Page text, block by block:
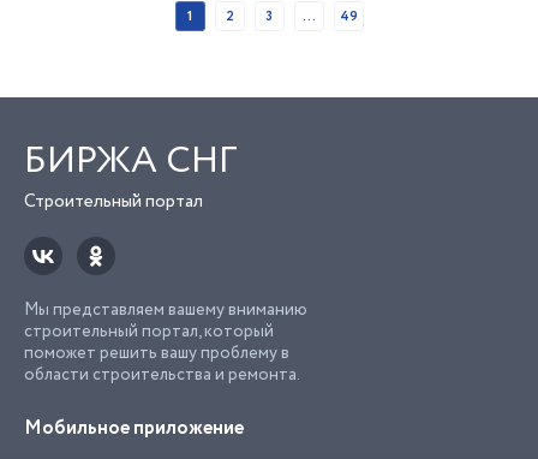
1 2 3 ... 49
БИРЖА СНГ
Строительный портал
Мы представляем вашему вниманию
строительный портал, который
поможет решить вашу проблему в
области строительства и ремонта.
Мобильное приложение